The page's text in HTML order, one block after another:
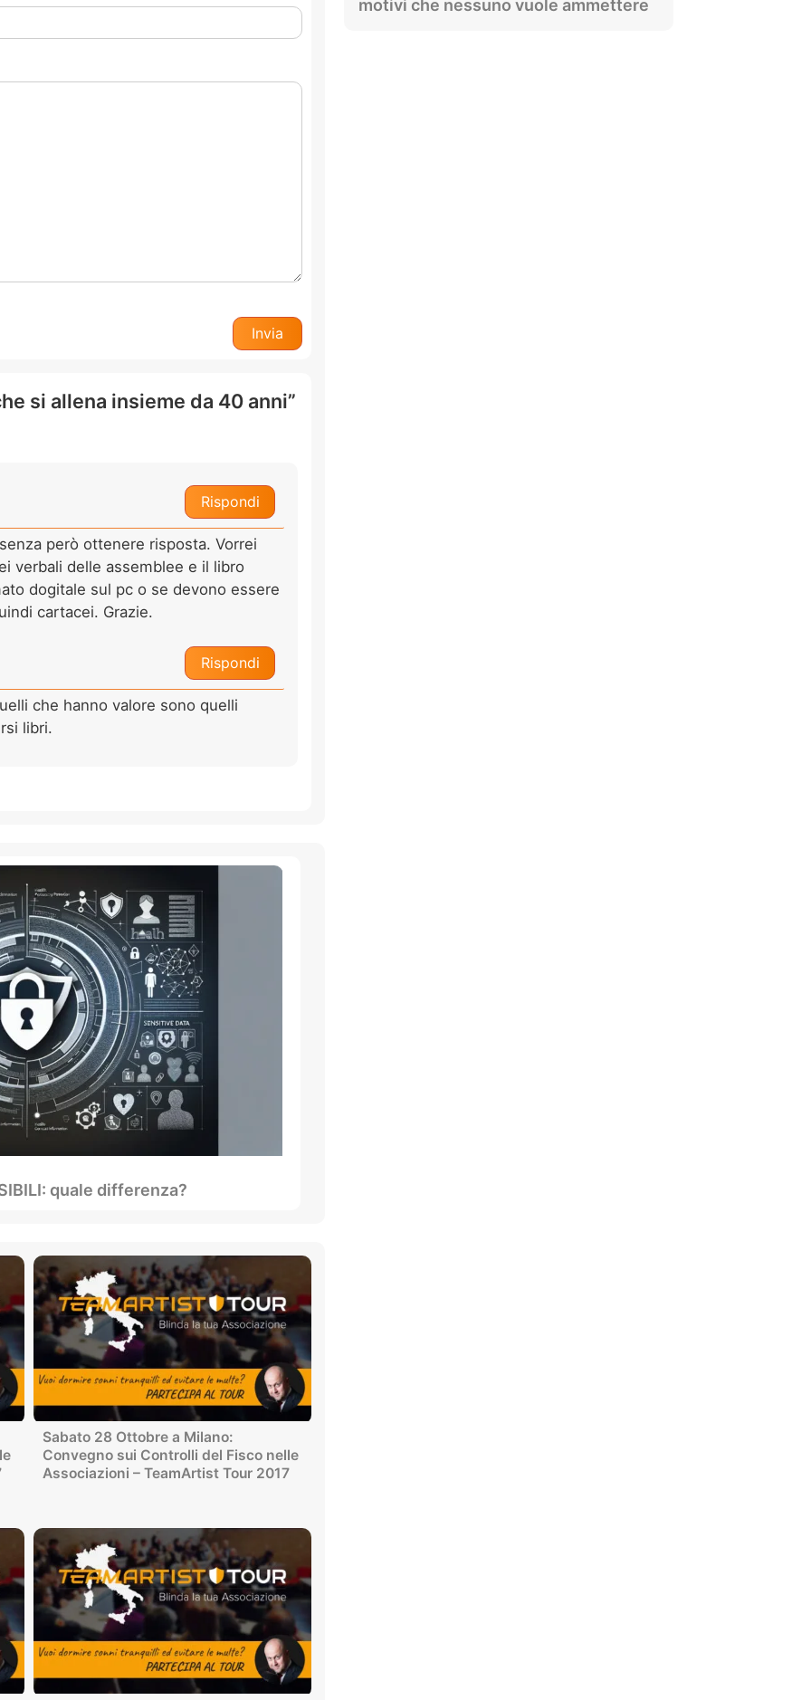
si allena insieme da 40 anni”
Rispondi
però ottenere risposta. Vorrei
verbali delle assemblee e il libro
dogitale sul pc o se devono essere
cartacei. Grazie.
Rispondi
che hanno valore sono quelli
libri.
quale differenza?
Sabato 28 Ottobre a Milano:
Convegno sui Controlli del Fisco nelle
Associazioni – TeamArtist Tour 2017
motivi che nessuno vuole ammettere